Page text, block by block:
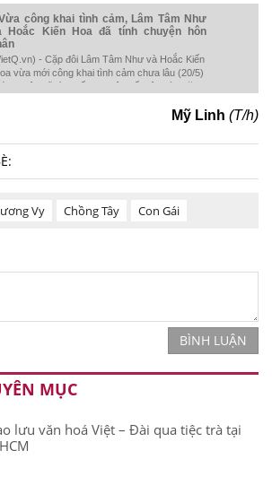
công khai tình cảm, Lâm Tâm Như
Hoắc Kiến Hoa đã tính chuyện hôn
- Cặp đôi Lâm Tâm Như và Hoắc Kiến
vừa mới công khai tình cảm chưa lâu (20/5)
thì hai bên đã tính đến chuyện kết hôn vào năm
Mỹ Linh (T/h)
Vy Chồng Tây Con Gái
BÌNH LUẬN
MỤC
lưu văn hoá Việt – Đài qua tiệc trà tại